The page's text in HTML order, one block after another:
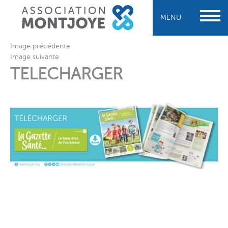
MENU
Image précédente
Image suivante
TELECHARGER